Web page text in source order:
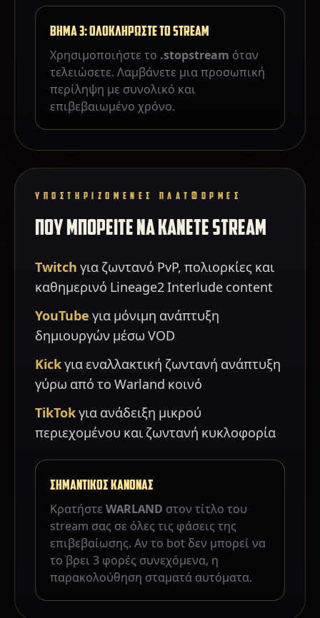
ΒΗΜΑ 3: ΟΛΟΚΛΗΡΩΣΤΕ ΤΟ STREAM
Χρησιμοποιήστε το .stopstream όταν
τελειώσετε. Λαμβάνετε μια προσωπική
περίληψη με συνολικό και
επιβεβαιωμένο χρόνο.
ΥΠΟΣΤΗΡΙΖΟΜΕΝΕΣ ΠΛΑΤΦΟΡΜΕΣ
ΠΟΥ ΜΠΟΡΕΙΤΕ ΝΑ ΚΑΝΕΤΕ STREAM
Twitch για ζωντανό PvP, πολιορκίες και
καθημερινό Lineage2 Interlude content
YouTube για μόνιμη ανάπτυξη
δημιουργών μέσω VOD
Kickγια εναλλακτική ζωντανή ανάπτυξη
γύρω από το Warland κοινό
TikTokγια ανάδειξη μικρού
περιεχομένου και ζωντανή κυκλοφορία
ΣΗΜΑΝΤΙΚΟΣ ΚΑΝΟΝΑΣ
Κρατήστε WARLAND στον τίτλο του
stream σας σε όλες τις φάσεις της
επιβεβαίωσης. Αν το bot δεν μπορεί να
το βρει 3 φορές συνεχόμενα, η
παρακολούθηση σταματά αυτόματα.